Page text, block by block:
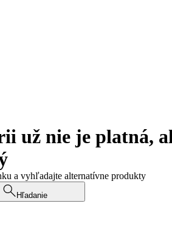
už nie je platná,
a vyhľadajte alternatívne produkty
Hľadanie